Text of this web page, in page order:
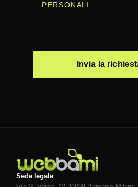
PERSONALI
Sede legale